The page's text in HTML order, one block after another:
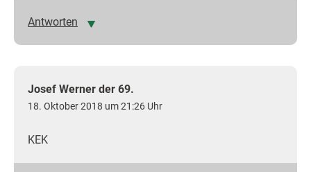
Antworten
Josef Werner der 69.
18. Oktober 2018 um 21:26 Uhr
KEK